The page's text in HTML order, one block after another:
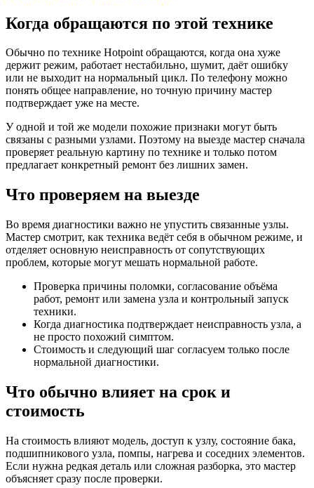
Когда обращаются по этой технике
Обычно по технике Hotpoint обращаются, когда она хуже
держит режим, работает нестабильно, шумит, даёт ошибку
или не выходит на нормальный цикл. По телефону можно
понять общее направление, но точную причину мастер
подтверждает уже на месте.
У одной и той же модели похожие признаки могут быть
связаны с разными узлами. Поэтому на выезде мастер сначала
проверяет реальную картину по технике и только потом
предлагает конкретный ремонт без лишних замен.
Что проверяем на выезде
Во время диагностики важно не упустить связанные узлы.
Мастер смотрит, как техника ведёт себя в обычном режиме, и
отделяет основную неисправность от сопутствующих
проблем, которые могут мешать нормальной работе.
Проверка причины поломки, согласование объёма
работ, ремонт или замена узла и контрольный запуск
техники.
Когда диагностика подтверждает неисправность узла, а
не просто похожий симптом.
Стоимость и следующий шаг согласуем только после
нормальной диагностики.
Что обычно влияет на срок и
стоимость
На стоимость влияют модель, доступ к узлу, состояние бака,
подшипникового узла, помпы, нагрева и соседних элементов.
Если нужна редкая деталь или сложная разборка, это мастер
объясняет сразу после проверки.